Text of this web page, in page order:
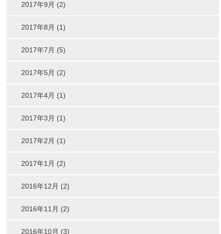
2017年9月 (2)
2017年8月 (1)
2017年7月 (5)
2017年5月 (2)
2017年4月 (1)
2017年3月 (1)
2017年2月 (1)
2017年1月 (2)
2016年12月 (2)
2016年11月 (2)
2016年10月 (3)